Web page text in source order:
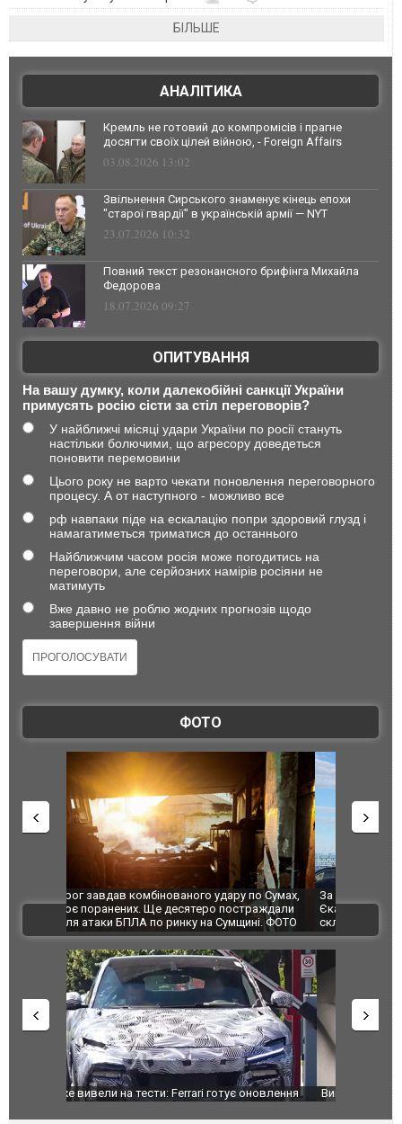
БІЛЬШЕ
АНАЛІТИКА
Кремль не готовий до компромісів і прагне
досягти своїх цілей війною, - Foreign Affairs
03.08.2026 13:02
Звільнення Сирського знаменує кінець епохи
"старої гвардії" в українській армії — NYT
23.07.2026 10:32
Повний текст резонансного брифінга Михайла
Федорова
18.07.2026 09:27
ОПИТУВАННЯ
На вашу думку, коли далекобійні санкції України
примусять росію сісти за стіл переговорів?
У найближчі місяці удари України по росії стануть
настільки болючими, що агресору доведеться
поновити перемовини
Цього року не варто чекати поновлення переговорного
процесу. А от наступного - можливо все
рф навпаки піде на ескалацію попри здоровий глузд і
намагатиметься триматися до останнього
Найближчим часом росія може погодитись на
переговори, але серйозних намірів росіяни не
матимуть
Вже давно не роблю жодних прогнозів щодо
завершення війни
ФОТО
За 2000 кілометрів від кордону з Україною: в
Єкатеринбурзі після атаки дронів загорівся
склад Wildberries. ФОТО. ВІДЕО
"Мої
ВІДЕО
Вийшов трейлер нової екранізації легендарного
фільму "Афера Томаса Крауна"